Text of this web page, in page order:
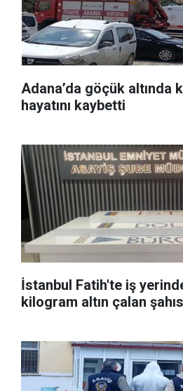
Adana’da göçük altında
hayatını kaybetti
İstanbul Fatih'te iş
kilogram altın çalan